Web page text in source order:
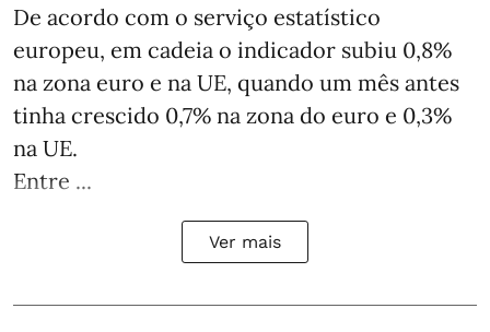
De acordo com o serviço estatístico
europeu, em cadeia o indicador subiu 0,8%
na zona euro e na UE, quando um mês antes
tinha crescido 0,7% na zona do euro e 0,3%
na UE.
Entre ...
Ver mais